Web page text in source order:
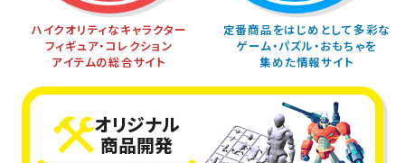
ハイクオリティなキャラクター
フィギュア・コレクション
アイテムの総合サイト
定番商品をはじめとして多彩な
ゲーム・パズル・おもちゃを
集めた情報サイト
オリジナル
商品開発